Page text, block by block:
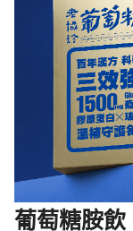
葡萄糖胺飲